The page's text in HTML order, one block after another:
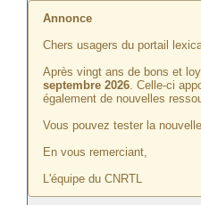
Annonce
Chers usagers du portail
Après vingt ans de bons et
septembre 2026. Celle-ci
également de nouvelles
Vous pouvez tester la
En vous remerciant,
L'équipe du CNRTL